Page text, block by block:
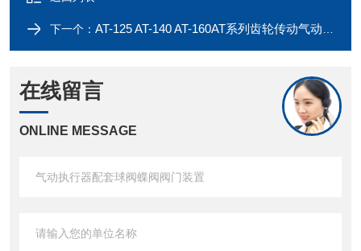
下一个： AT-125 AT-140 AT-160AT系列齿轮传动气动执行机构
在线留言
ONLINE MESSAGE